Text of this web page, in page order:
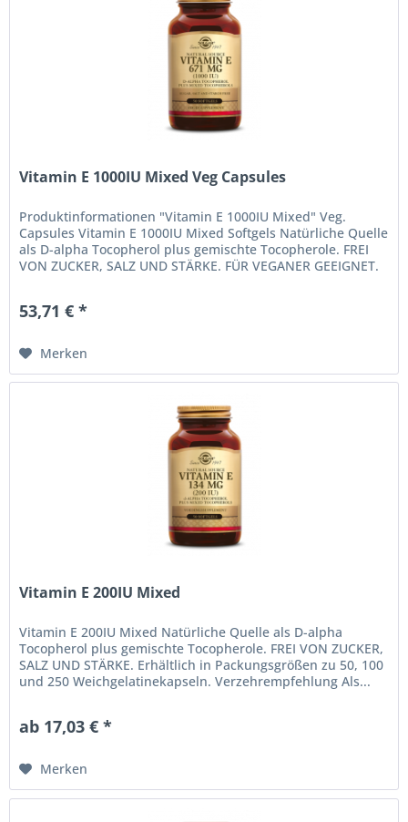
Vitamin E 1000IU Mixed Veg Capsules
Produktinformationen "Vitamin E 1000IU Mixed" Veg.
Capsules Vitamin E 1000IU Mixed Softgels Natürliche Quelle
als D-alpha Tocopherol plus gemischte Tocopherole. FREI
VON ZUCKER, SALZ UND STÄRKE. FÜR VEGANER GEEIGNET.
53,71 € *
Merken
Vitamin E 200IU Mixed
Vitamin E 200IU Mixed Natürliche Quelle als D-alpha
Tocopherol plus gemischte Tocopherole. FREI VON ZUCKER,
SALZ UND STÄRKE. Erhältlich in Packungsgrößen zu 50, 100
und 250 Weichgelatinekapseln. Verzehrempfehlung Als...
ab 17,03 € *
Merken